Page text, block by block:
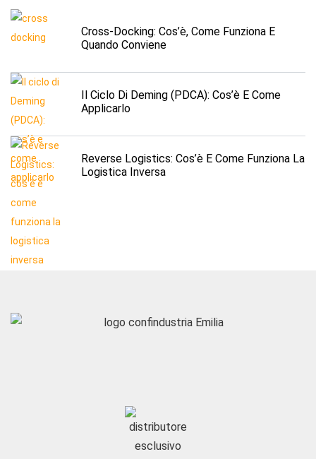
Cross-Docking: Cos’è, Come Funziona E
Quando Conviene
Il Ciclo Di Deming (PDCA): Cos’è E Come
Applicarlo
Reverse Logistics: Cos’è E Come Funziona La
Logistica Inversa